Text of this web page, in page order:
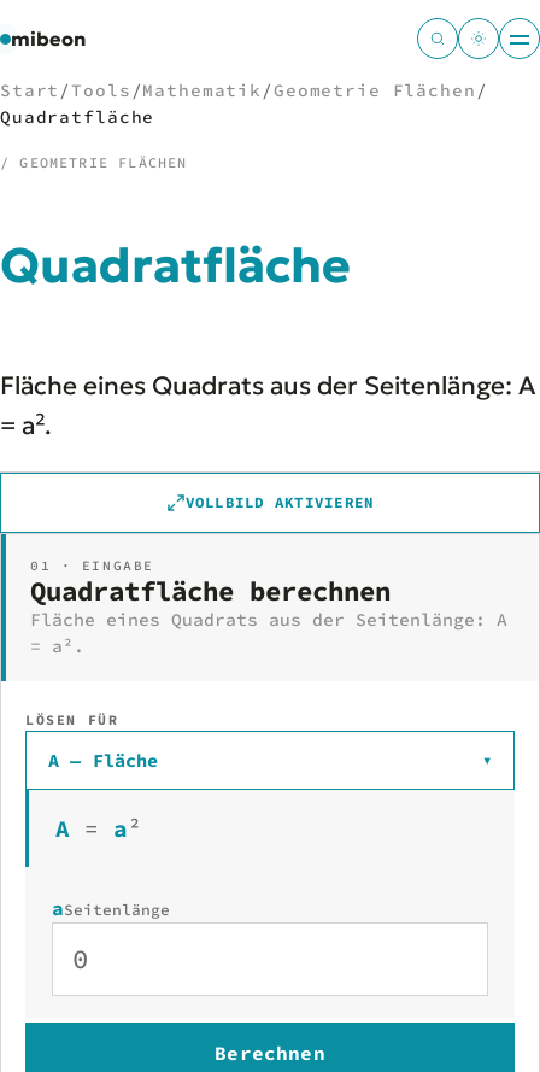
mibeon
01Start
05Docs
06
Start /Tools /Mathematik /Geometrie Flächen /
Quadratfläche
/ GEOMETRIE FLÄCHEN
Quadratfläche
Fläche eines Quadrats aus der Seitenlänge: A
= a².
VOLLBILD AKTIVIEREN
01 · EINGABE
Quadratfläche berechnen
Fläche eines Quadrats aus der Seitenlänge: A
= a².
LÖSEN FÜR
A — Fläche ▾
A = a²
aSeitenlänge
Berechnen